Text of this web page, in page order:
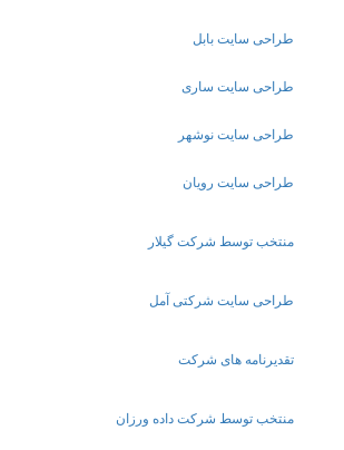
طراحی سایت بابل
طراحی سایت ساری
طراحی سایت نوشهر
طراحی سایت رویان
منتخب توسط شرکت گیلار
طراحی سایت شرکتی آمل
تقدیرنامه های شرکت
منتخب توسط شرکت داده ورزان